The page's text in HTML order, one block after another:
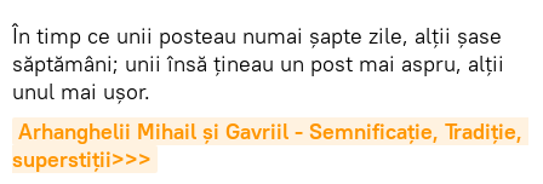
În timp ce unii posteau numai șapte zile, alții șase
săptămâni; unii însă țineau un post mai aspru, alții
unul mai ușor.
Arhanghelii Mihail și Gavriil - Semnificație, Tradiție,
superstiții>>>